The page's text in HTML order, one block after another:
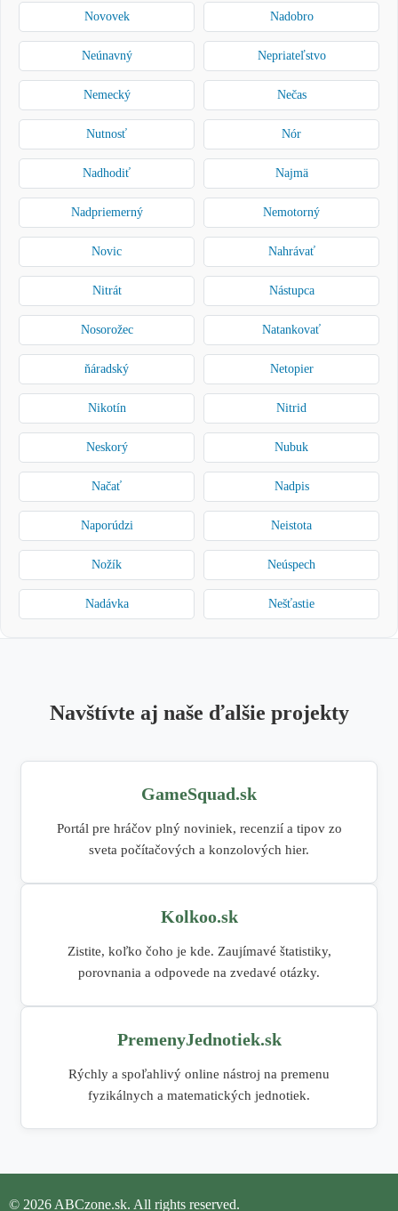
Novovek Nadobro
Neúnavný Nepriateľstvo
Nemecký Nečas
Nutnosť Nór
Nadhodiť Najmä
Nadpriemerný Nemotorný
Novic Nahrávať
Nitrát Nástupca
Nosorožec Natankovať
ňáradský Netopier
Nikotín Nitrid
Neskorý Nubuk
Načať Nadpis
Naporúdzi Neistota
Nožík Neúspech
Nadávka Nešťastie
navštívte aj naše ďalšie projekty
GameSquad.sk
Portál pre hráčov plný noviniek, recenzií a tipov zo
sveta počítačových a konzolových hier.
Kolkoo.sk
Zistite, koľko čoho je kde. Zaujímavé štatistiky,
porovnania a odpovede na zvedavé otázky.
PremenyJednotiek.sk
Rýchly a spoľahlivý online nástroj na premenu
fyzikálnych a matematických jednotiek.
© 2026 ABCzone.sk. All rights reserved.